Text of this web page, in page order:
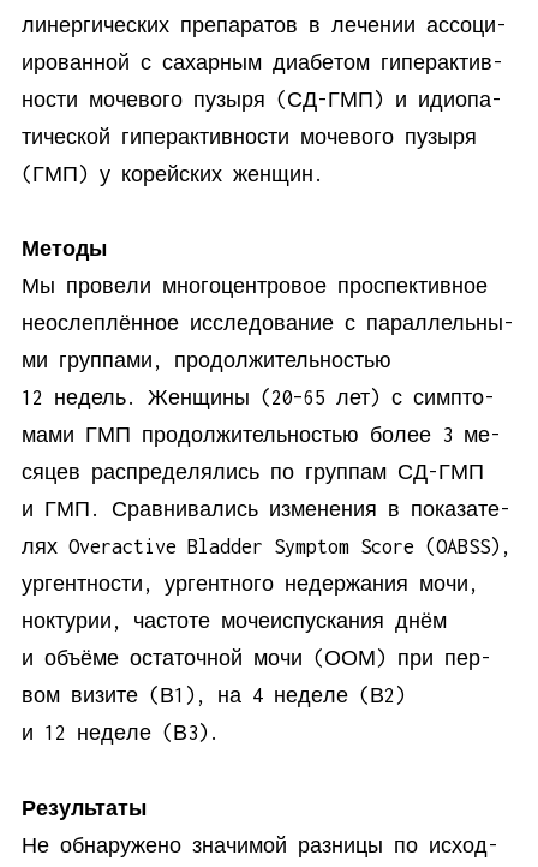
ли­нер­ги­че­ских пре­па­ра­тов в ле­че­нии ас­со­ци­
и­ро­ван­ной с са­хар­ным диа­бе­том ги­пе­р­ак­тив­
но­сти мо­че­во­го пу­зы­ря (СД-ГМП) и идио­па­
ти­че­ской ги­пе­р­ак­тив­но­сти мо­че­во­го пу­зы­ря
(ГМП) у ко­рей­ских женщин.
Методы
Мы про­ве­ли мно­го­цен­тро­вое про­спек­тив­ное
неослеп­лён­ное ис­сле­до­ва­ние с па­рал­лель­ны­
ми груп­па­ми, про­дол­жи­тель­но­стью
12 недель. Жен­щи­ны (20–65 лет) с симп­то­
ма­ми ГМП про­дол­жи­тель­но­стью бо­лее 3 ме­
ся­цев рас­пре­де­ля­лись по груп­пам СД-ГМП
и ГМП. Срав­ни­ва­лись из­ме­не­ния в по­ка­за­те­
лях Overactive Bladder Symptom Score (OABSS),
ур­гент­но­сти, ур­гент­но­го недер­жа­ния мо­чи,
нок­ту­рии, ча­сто­те мо­че­ис­пус­ка­ния днём
и объ­ё­ме оста­точ­ной мо­чи (ООМ) при пер­
вом ви­зи­те (В1), на 4 неде­ле (В2)
и 12 неде­ле (В3).
Ре­зультаты
Не об­на­ру­же­но зна­чи­мой раз­ни­цы по ис­ход­